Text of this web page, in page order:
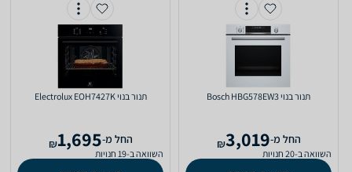
‏תנור בנוי Bosch HBG578EW3
‫החל מ-3,019
₪
השוואה ב-20 חנויות
‏תנור בנוי Electrolux EOH7427K
‫החל מ-1,695
₪
השוואה ב-19 חנויות